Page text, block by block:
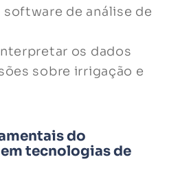
de análise de
os dados
sobre irrigação e
do
tecnologias de